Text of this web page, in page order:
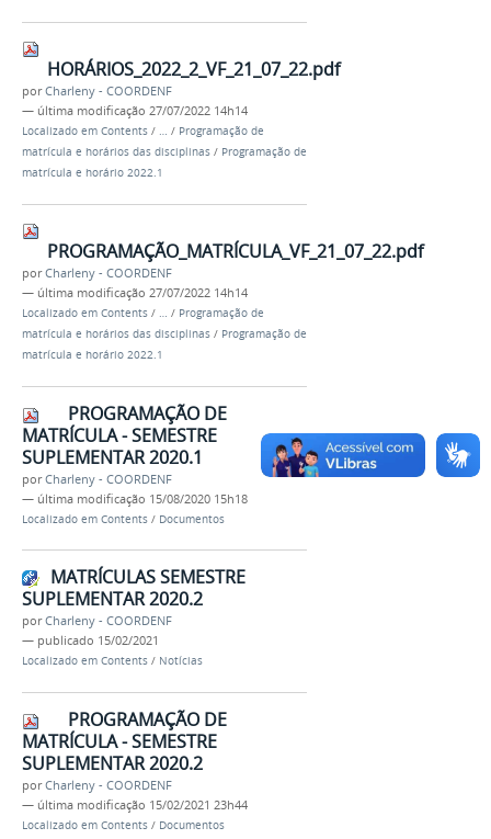
HORÁRIOS_2022_2_VF_21_07_22.pdf
porCharleny - COORDENF
— última modificação 27/07/2022 14h14
Localizado em Contents / … / Programação de
matrícula e horários das disciplinas / Programação de
matrícula e horário 2022.1
PROGRAMAÇÃO_MATRÍCULA_VF_21_07_22.pdf
porCharleny - COORDENF
— última modificação 27/07/2022 14h14
Localizado em Contents / … / Programação de
matrícula e horários das disciplinas / Programação de
matrícula e horário 2022.1
PROGRAMAÇÃO DE
MATRÍCULA - SEMESTRE
SUPLEMENTAR 2020.1
porCharleny - COORDENF
— última modificação 15/08/2020 15h18
Localizado em Contents / Documentos
MATRÍCULAS SEMESTRE
SUPLEMENTAR 2020.2
porCharleny - COORDENF
— publicado 15/02/2021
Localizado em Contents / Notícias
PROGRAMAÇÃO DE
MATRÍCULA - SEMESTRE
SUPLEMENTAR 2020.2
porCharleny - COORDENF
— última modificação 15/02/2021 23h44
Localizado em Contents / Documentos